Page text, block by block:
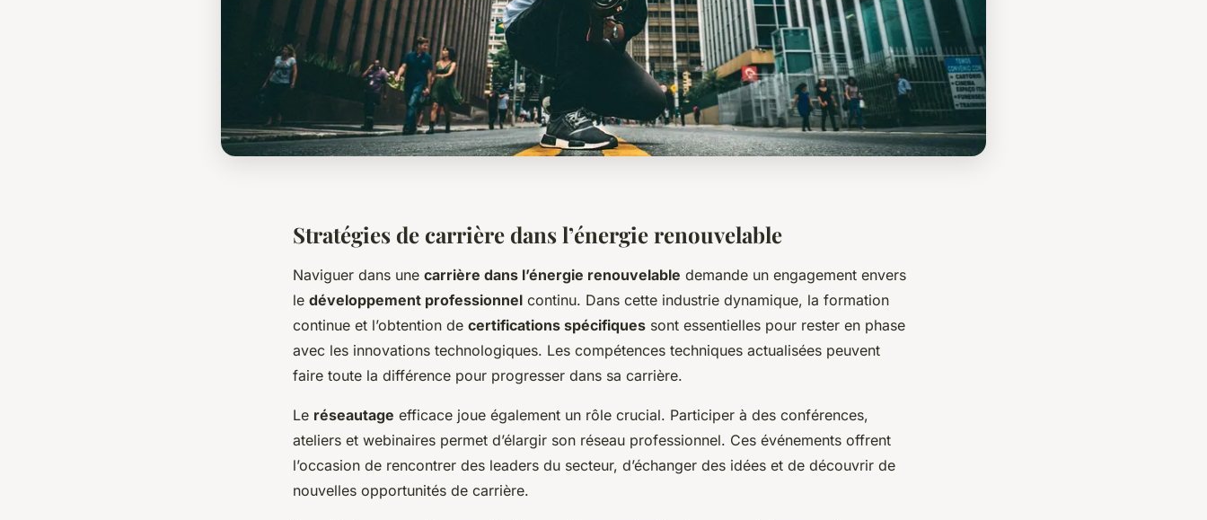
Stratégies de carrière dans l’énergie renouvelable
Naviguer dans une carrière dans l’énergie renouvelable demande un engagement envers
le développement professionnel continu. Dans cette industrie dynamique, la formation
continue et l’obtention de certifications spécifiques sont essentielles pour rester en phase
avec les innovations technologiques. Les compétences techniques actualisées peuvent
faire toute la différence pour progresser dans sa carrière.
Le réseautage efficace joue également un rôle crucial. Participer à des conférences,
ateliers et webinaires permet d’élargir son réseau professionnel. Ces événements offrent
l’occasion de rencontrer des leaders du secteur, d’échanger des idées et de découvrir de
nouvelles opportunités de carrière.